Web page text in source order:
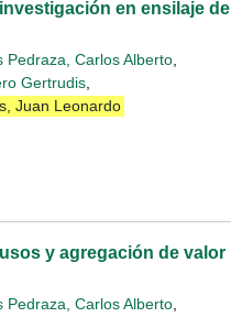
en ensilaje de
Pedraza, Carlos Alberto
Gertrudis
Juan Leonardo
y agregación de valor
Pedraza, Carlos Alberto,